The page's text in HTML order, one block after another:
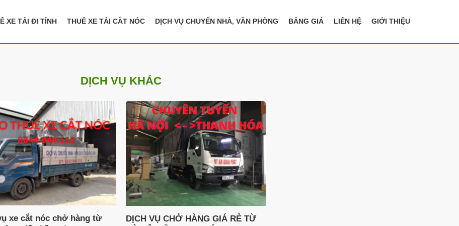
XE TẢI ĐI TỈNH THUÊ XE TẢI CẮT NÓC DỊCH VỤ CHUYỂN NHÀ, VĂN PHÒNG BẢNG GIÁ LIÊN HỆ GIỚI THIỆU
DỊCH VỤ KHÁC
xe cắt nóc chở hàng từ
DỊCH VỤ CHỞ HÀNG GIÁ RẺ TỪ